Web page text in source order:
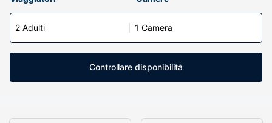
2 Adulti 1 Camera
Controllare disponibilità